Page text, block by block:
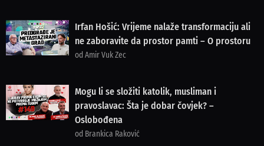
Irfan Hošić: Vrijeme nalaže transformaciju ali
ne zaboravite da prostor pamti – O prostoru
od Amir Vuk Zec
Mogu li se složiti katolik, musliman i
pravoslavac: Šta je dobar čovjek? –
Oslobođena
od Brankica Raković